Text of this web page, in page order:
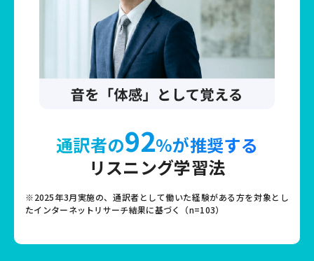
通訳者の92%が推奨する
リスニング学習法
※2025年3月実施の、通訳者として働いた経験がある方を対象とし
たインターネットリサーチ結果に基づく（n=103）